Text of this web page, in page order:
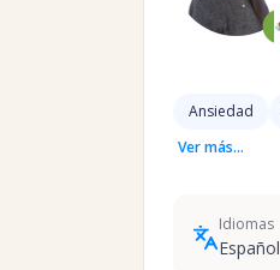
Ansiedad
Ver más...
Idiomas
Español